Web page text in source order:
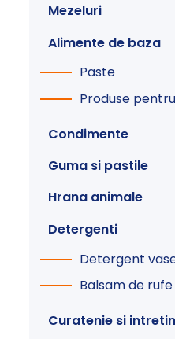
Mezeluri
Alimente de baza
Paste
Produse
Condimente
Guma si pastile
Hrana animale
Detergenti
Detergent
Balsam de rufe
Curatenie si